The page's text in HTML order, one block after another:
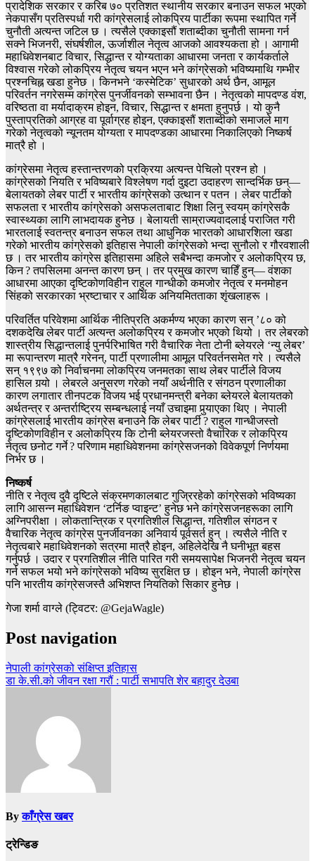
प्रादेशिक सरकार र करिब ७० प्रतिशत स्थानीय सरकार बनाउन सफल भएको
नेकपासँग प्रतिस्पर्धा गरी कांग्रेसलाई लोकप्रिय पार्टीका रूपमा स्थापित गर्ने
चुनौती अत्यन्त जटिल छ । त्यसैले एक्काइसौं शताब्दीका चुनौती सामना गर्न
सक्ने भिजनरी, संघर्षशील, ऊर्जाशील नेतृत्व आजको आवश्यकता हो । आगामी
महाधिवेशनबाट विचार, सिद्धान्त र योग्यताका आधारमा जनता र कार्यकर्ताले
विश्वास गरेको लोकप्रिय नेतृत्व चयन भएन भने कांग्रेसको भविष्यमाथि गम्भीर
प्रश्नचिह्न खडा हुनेछ । किनभने ‘कस्मेटिक’ सुधारको अर्थ छैन, आमूल
परिवर्तन नगरेसम्म कांग्रेस पुनर्जीवनको सम्भावना छैन । नेतृत्वको मापदण्ड वंश,
वरिष्ठता वा मर्यादाक्रम होइन, विचार, सिद्धान्त र क्षमता हुनुपर्छ । यो कुनै
पुस्ताप्रतिको आग्रह वा पूर्वाग्रह होइन, एक्काइसौं शताब्दीको समाजले माग
गरेको नेतृत्वको न्यूनतम योग्यता र मापदण्डका आधारमा निकालिएको निष्कर्ष
मात्रै हो ।
कांग्रेसमा नेतृत्व हस्तान्तरणको प्रक्रिया अत्यन्त पेचिलो प्रश्न हो ।
कांग्रेसको नियति र भविष्यबारे विश्लेषण गर्दा दुइटा उदाहरण सान्दर्भिक छन्—
बेलायतको लेबर पार्टी र भारतीय कांग्रेसको उत्थान र पतन । लेबर पार्टीको
सफलता र भारतीय कांग्रेसको असफलताबाट शिक्षा लिनु स्वयम् कांग्रेसकै
स्वास्थ्यका लागि लाभदायक हुनेछ । बेलायती साम्राज्यवादलाई पराजित गरी
भारतलाई स्वतन्त्र बनाउन सफल तथा आधुनिक भारतको आधारशिला खडा
गरेको भारतीय कांग्रेसको इतिहास नेपाली कांग्रेसको भन्दा सुनौलो र गौरवशाली
छ । तर भारतीय कांग्रेस इतिहासमा अहिले सबैभन्दा कमजोर र अलोकप्रिय छ,
किन ? तपसिलमा अनन्त कारण छन् । तर प्रमुख कारण चाहिँ हुन्— वंशका
आधारमा आएका दृष्टिकोणविहीन राहुल गान्धीको कमजोर नेतृत्व र मनमोहन
सिंहको सरकारका भ्रष्टाचार र आर्थिक अनियमितताका शृंखलाहरू ।
परिवर्तित परिवेशमा आर्थिक नीतिप्रति अकर्मण्य भएका कारण सन् ’८० को
दशकदेखि लेबर पार्टी अत्यन्त अलोकप्रिय र कमजोर भएको थियो । तर लेबरको
शास्त्रीय सिद्धान्तलाई पुनर्परिभाषित गरी वैचारिक नेता टोनी ब्लेयरले ‘न्यु लेबर’
मा रूपान्तरण मात्रै गरेनन्, पार्टी प्रणालीमा आमूल परिवर्तनसमेत गरे । त्यसैले
सन् १९९७ को निर्वाचनमा लोकप्रिय जनमतका साथ लेबर पार्टीले विजय
हासिल गर्‍यो । लेबरले अनुसरण गरेको नयाँ अर्थनीति र संगठन प्रणालीका
कारण लगातार तीनपटक विजय भई प्रधानमन्त्री बनेका ब्लेयरले बेलायतको
अर्थतन्त्र र अन्तर्राष्ट्रिय सम्बन्धलाई नयाँ उचाइमा पुर्‍याएका थिए । नेपाली
कांग्रेसलाई भारतीय कांग्रेस बनाउने कि लेबर पार्टी ? राहुल गान्धीजस्तो
दृष्टिकोणविहीन र अलोकप्रिय कि टोनी ब्लेयरजस्तो वैचारिक र लोकप्रिय
नेतृत्व छनोट गर्ने ? परिणाम महाधिवेशनमा कांग्रेसजनको विवेकपूर्ण निर्णयमा
निर्भर छ ।
निष्कर्ष
नीति र नेतृत्व दुवै दृष्टिले संक्रमणकालबाट गुज्रिरहेको कांग्रेसको भविष्यका
लागि आसन्न महाधिवेशन ‘टर्निङ प्वाइन्ट’ हुनेछ भने कांग्रेसजनहरूका लागि
अग्निपरीक्षा । लोकतान्त्रिक र प्रगतिशील सिद्धान्त, गतिशील संगठन र
वैचारिक नेतृत्व कांग्रेस पुनर्जीवनका अनिवार्य पूर्वसर्त हुन् । त्यसैले नीति र
नेतृत्वबारे महाधिवेशनको सत्रमा मात्रै होइन, अहिलेदेखि नै घनीभूत बहस
गर्नुपर्छ । उदार र प्रगतिशील नीति पारित गरी समयसापेक्ष भिजनरी नेतृत्व चयन
गर्न सफल भयो भने कांग्रेसको भविष्य सुरक्षित छ । होइन भने, नेपाली कांग्रेस
पनि भारतीय कांग्रेसजस्तै अभिशप्त नियतिको सिकार हुनेछ ।
गेजा शर्मा वाग्ले (ट्विटर: @GejaWagle)
Post navigation
नेपाली कांग्रेसको संक्षिप्त इतिहास
डा के.सी.को जीवन रक्षा गरौं : पार्टी सभापति शेर बहादुर देउबा
Byकाँग्रेस खबर
ट्रेन्डिङ